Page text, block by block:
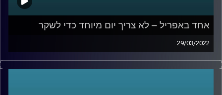
אחד באפריל – לא צריך יום מיוחד כדי לשקר
29/03/2022
השבוע מצויין האחד באפריל, April fools או יום הכזבים
הבינלאומי. אבל מסתבר שלא צריך יום מיוחד כדי לשקר ורובנו